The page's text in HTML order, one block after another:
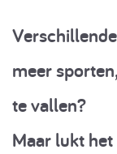
meer
te vallen?
Maar lukt